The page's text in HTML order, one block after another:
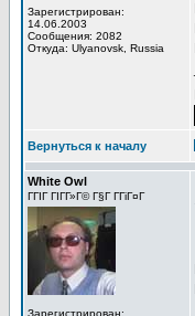
Зарегистрирован:
14.06.2003
Сообщения: 2082
Откуда: Ulyanovsk, Russia
Вернуться к началу
White Owl
ГГІГ ГІГ­Г»Г© Г§Г Г­ГіГ¤Г
Зарегистрирован: